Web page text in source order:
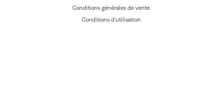
Conditions générales de vente
Conditions d'utilisation